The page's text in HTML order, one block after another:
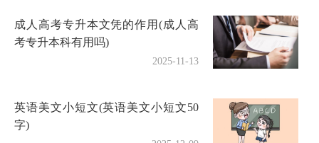
成人高考专升本文凭的作用(成人高
考专升本科有用吗)
2025-11-13
英语美文小短文(英语美文小短文50
字)